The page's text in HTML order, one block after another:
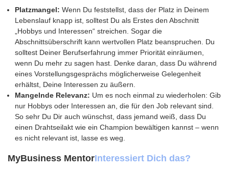
Platzmangel: Wenn Du feststellst, dass der Platz in Deinem
Lebenslauf knapp ist, solltest Du als Erstes den Abschnitt
„Hobbys und Interessen“ streichen. Sogar die
Abschnittsüberschrift kann wertvollen Platz beanspruchen. Du
solltest Deiner Berufserfahrung immer Priorität einräumen,
wenn Du mehr zu sagen hast. Denke daran, dass Du während
eines Vorstellungsgesprächs möglicherweise Gelegenheit
erhältst, Deine Interessen zu äußern.
Mangelnde Relevanz: Um es noch einmal zu wiederholen: Gib
nur Hobbys oder Interessen an, die für den Job relevant sind.
So sehr Du Dir auch wünschst, dass jemand weiß, dass Du
einen Drahtseilakt wie ein Champion bewältigen kannst – wenn
es nicht relevant ist, lasse es weg.
MyBusiness MentorInteressiert Dich das?